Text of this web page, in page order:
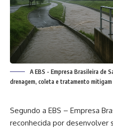
A EBS - Empresa Brasileira de
drenagem, coleta e tratamento
Segundo a EBS – Empresa
reconhecida por desenvolver